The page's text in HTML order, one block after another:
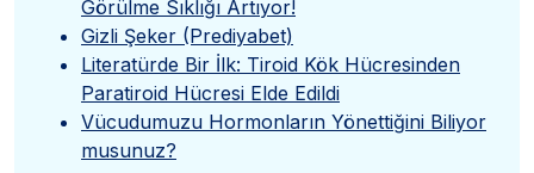
Görülme Sıklığı Artıyor!
Gizli Şeker (Prediyabet)
Literatürde Bir İlk: Tiroid Kök Hücresinden
Paratiroid Hücresi Elde Edildi
Vücudumuzu Hormonların Yönettiğini Biliyor
musunuz?